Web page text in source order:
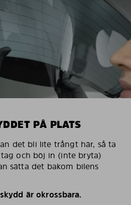
PÅ PLATS
det bli lite trångt här, så ta
och böj in (inte bryta)
sätta det bakom bilens
är okrossbara.